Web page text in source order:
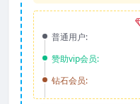
普通用户:
赞助vip会员:
钻石会员: